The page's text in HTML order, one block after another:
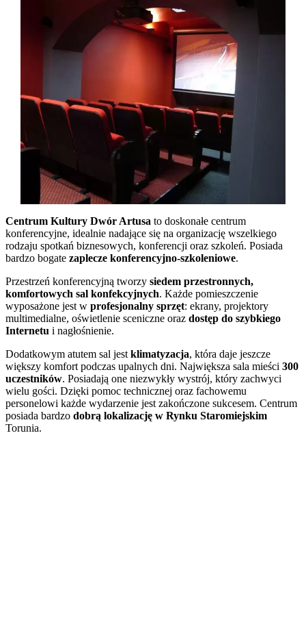
Centrum Kultury Dwór Artusa to doskonałe centrum
konferencyjne, idealnie nadające się na organizację wszelkiego
rodzaju spotkań biznesowych, konferencji oraz szkoleń. Posiada
bardzo bogate zaplecze konferencyjno-szkoleniowe.
Przestrzeń konferencyjną tworzy siedem przestronnych,
komfortowych sal konfekcyjnych. Każde pomieszczenie
wyposażone jest w profesjonalny sprzęt: ekrany, projektory
multimedialne, oświetlenie sceniczne oraz dostęp do szybkiego
Internetu i nagłośnienie.
Dodatkowym atutem sal jest klimatyzacja, która daje jeszcze
większy komfort podczas upalnych dni. Największa sala mieści 300
uczestników. Posiadają one niezwykły wystrój, który zachwyci
wielu gości. Dzięki pomoc technicznej oraz fachowemu
personelowi każde wydarzenie jest zakończone sukcesem. Centrum
posiada bardzo dobrą lokalizację w Rynku Staromiejskim
Torunia.